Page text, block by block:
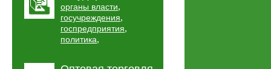
органы власти,
госучреждения,
госпредприятия,
политика,